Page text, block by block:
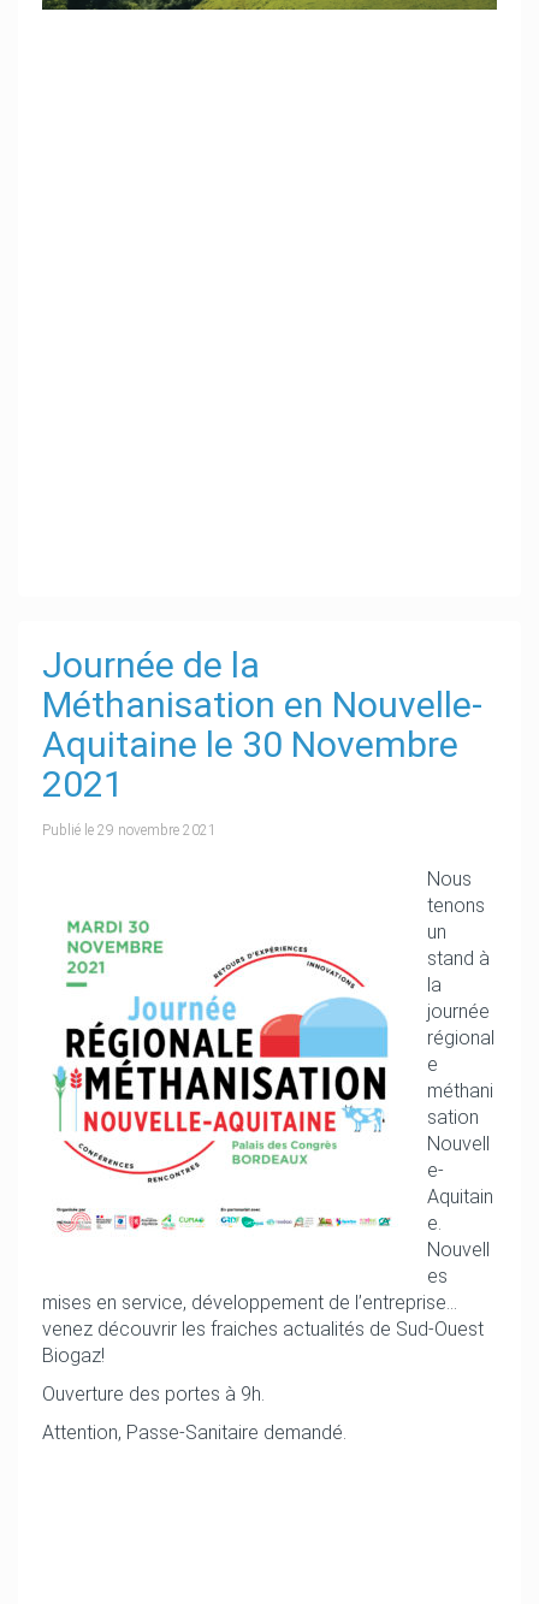
Journée de la
Méthanisation en Nouvelle-
Aquitaine le 30 Novembre
2021
Publié le 29 novembre 2021
Nous
tenons
un
stand à
la
journée
régional
e
méthani
sation
Nouvell
e-
Aquitain
e.
Nouvell
es
mises en service, développement de l’entreprise…
venez découvrir les fraiches actualités de Sud-Ouest
Biogaz!
Ouverture des portes à 9h.
Attention, Passe-Sanitaire demandé.